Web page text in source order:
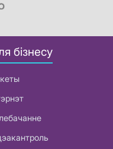
бізнесу